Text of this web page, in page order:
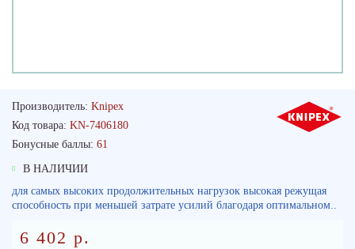
Производитель: Knipex
Код товара: KN-7406180
Бонусные баллы: 61
В НАЛИЧИИ
для самых высоких продолжительных нагрузок высокая режущая
способность при меньшей затрате усилий благодаря оптимальном..
6 402 р.